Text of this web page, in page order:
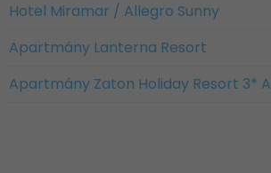
Hotel Miramar / Allegro Sunny
Apartmány Lanterna Resort
Apartmány Zaton Holiday Resort 3* A